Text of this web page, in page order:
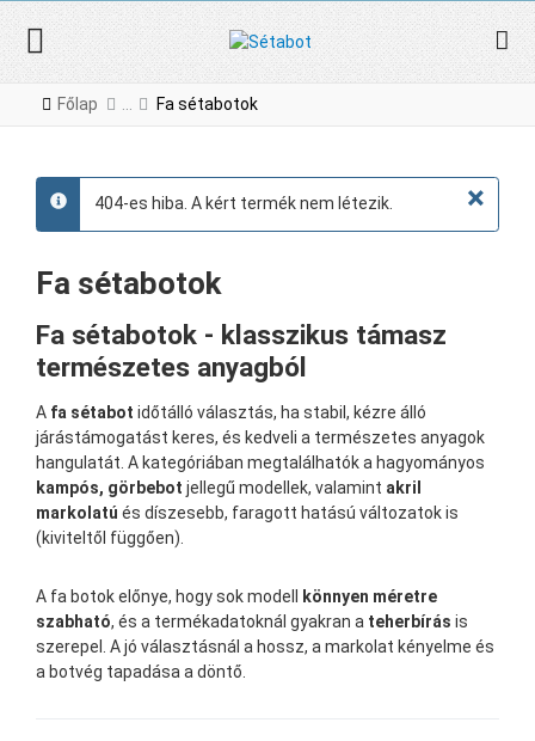
Főlap Fa sétabotok
×
info
404-es hiba. A kért termék nem létezik.
Fa sétabotok
Fa sétabotok - klasszikus támasz
természetes anyagból
A fa sétabot időtálló választás, ha stabil, kézre álló
járástámogatást keres, és kedveli a természetes anyagok
hangulatát. A kategóriában megtalálhatók a hagyományos
kampós, görbebot jellegű modellek, valamint akril
markolatú és díszesebb, faragott hatású változatok is
(kiviteltől függően).
A fa botok előnye, hogy sok modell könnyen méretre
szabható, és a termékadatoknál gyakran a teherbírás is
szerepel. A jó választásnál a hossz, a markolat kényelme és
a botvég tapadása a döntő.